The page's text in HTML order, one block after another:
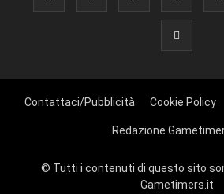
Contattaci/Pubblicità Cookie Policy
Redazione
© Tutti i contenuti di questo sito
Gametimers.it